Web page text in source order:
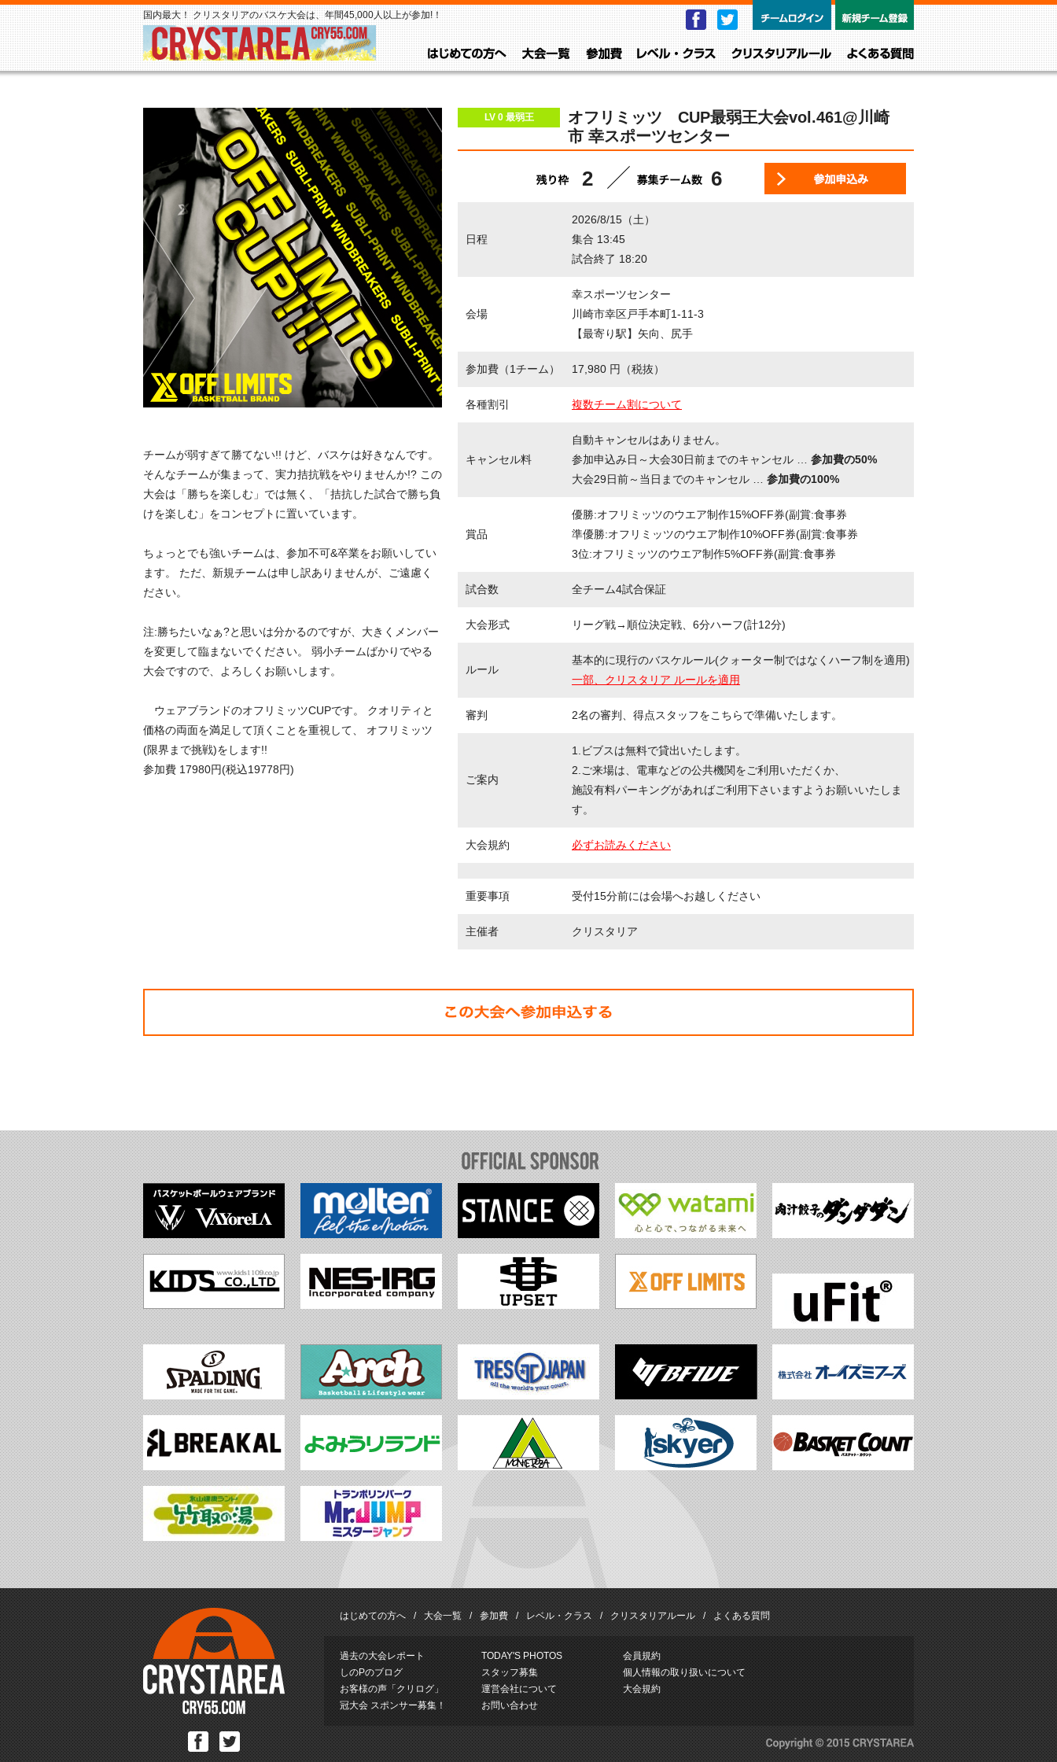
国内最大！ クリスタリアのバスケ大会は、年間45,000人以上が参加!！ FacebookTwitter
はじめての方へ
大会一覧参加費 レベル・クラス
チームが弱すぎて勝てない!! けど、バスケは好きなんです。
そんなチームが集まって、実力拮抗戦をやりませんか!? この
大会は「勝ちを楽しむ」では無く、「拮抗した試合で勝ち負
けを楽しむ」をコンセプトに置いています。
ちょっとでも強いチームは、参加不可&卒業をお願いしてい
ます。 ただ、新規チームは申し訳ありませんが、ご遠慮く
ださい。
注:勝ちたいなぁ?と思いは分かるのですが、大きくメンバー
を変更して臨まないでください。 弱小チームばかりでやる
大会ですので、よろしくお願いします。
ウェアブランドのオフリミッツCUPです。 クオリティと
価格の両面を満足して頂くことを重視して、 オフリミッツ
(限界まで挑戦)をします!!
参加費 17980円(税込19778円)
LV 0 最弱王
オフリミッツ CUP最弱王大会vol.461@川崎
市 幸スポーツセンター
2 6
日程
2026/8/15（土）
集合 13:45
試合終了 18:20
会場
幸スポーツセンター
川崎市幸区戸手本町1-11-3
【最寄り駅】矢向、尻手
参加費（1チーム） 17,980 円（税抜）
各種割引 複数チーム割について
キャンセル料
自動キャンセルはありません。
参加申込み日～大会30日前までのキャンセル … 参加費の50%
大会29日前～当日までのキャンセル … 参加費の100%
賞品
優勝:オフリミッツのウエア制作15%OFF券(副賞:食事券
準優勝:オフリミッツのウエア制作10%OFF券(副賞:食事券
3位:オフリミッツのウエア制作5%OFF券(副賞:食事券
試合数 全チーム4試合保証
大会形式 リーグ戦→順位決定戦、6分ハーフ(計12分)
ルール
基本的に現行のバスケルール(クォーター制ではなくハーフ制を適用)
一部、クリスタリア ルールを適用
審判 2名の審判、得点スタッフをこちらで準備いたします。
ご案内
1.ビブスは無料で貸出いたします。
2.ご来場は、電車などの公共機関をご利用いただくか、
施設有料パーキングがあればご利用下さいますようお願いいたしま
す。
大会規約 必ずお読みください
重要事項 受付15分前には会場へお越しください
主催者 クリスタリア
FacebookTwitter
はじめての方へ 大会一覧 参加費 レベル・クラス クリスタリアルール よくある質問
過去の大会レポート
しのPのブログ
お客様の声「クリログ」
冠大会 スポンサー募集！
TODAY'S PHOTOS
スタッフ募集
運営会社について
お問い合わせ
会員規約
個人情報の取り扱いについて
大会規約